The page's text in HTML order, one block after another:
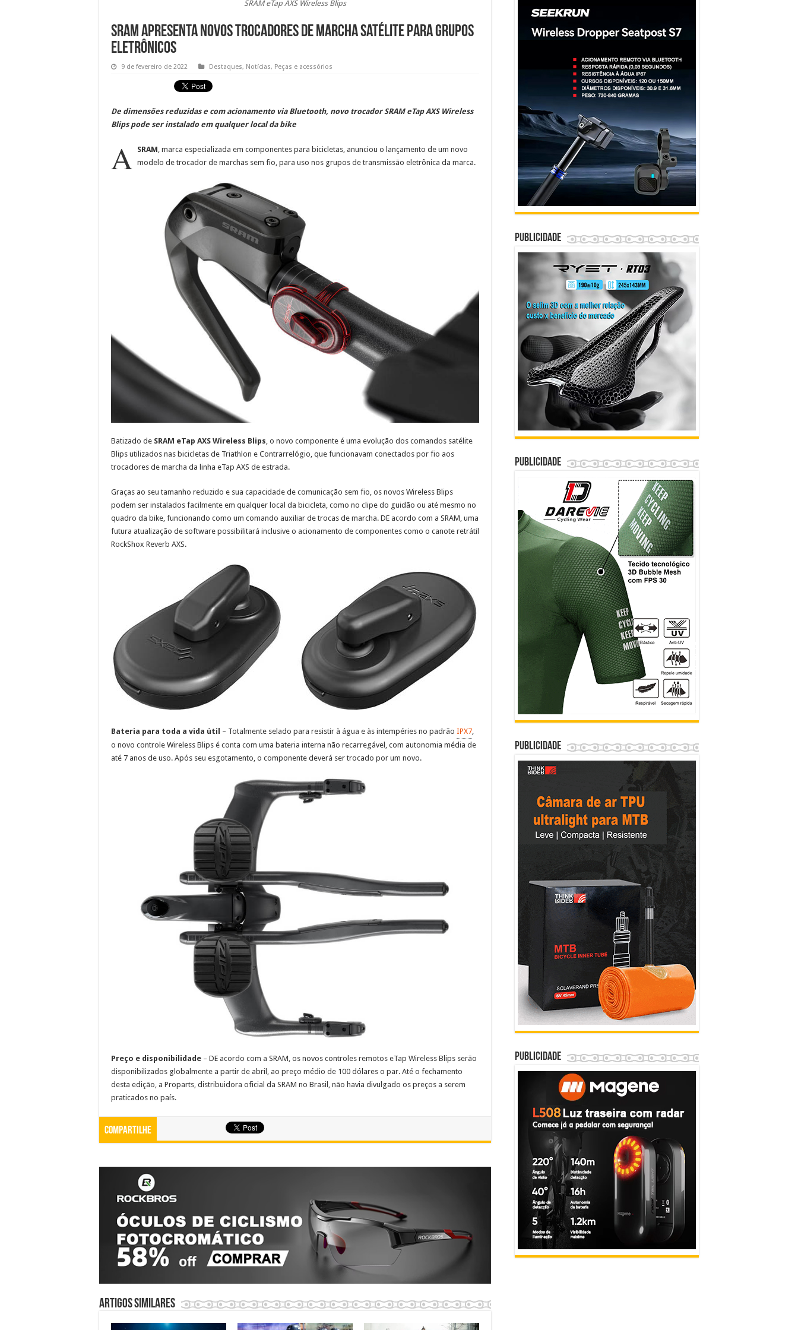
SRAM eTap AXS Wireless Blips
SRAM apresenta novos trocadores de marcha satélite para grupos
eletrônicos
9 de fevereiro de 2022 Destaques, Notícias, Peças e acessórios
De dimensões reduzidas e com acionamento via Bluetooth, novo trocador SRAM eTap AXS Wireless
Blips pode ser instalado em qualquer local da bike
A SRAM , marca especializada em componentes para bicicletas, anunciou o lançamento de um novo
modelo de trocador de marchas sem fio, para uso nos grupos de transmissão eletrônica da marca.
Batizado de SRAM eTap AXS Wireless Blips , o novo componente é uma evolução dos comandos satélite
Blips utilizados nas bicicletas de Triathlon e Contrarrelógio, que funcionavam conectados por fio aos
trocadores de marcha da linha eTap AXS de estrada.
Graças ao seu tamanho reduzido e sua capacidade de comunicação sem fio, os novos Wireless Blips
podem ser instalados facilmente em qualquer local da bicicleta, como no clipe do guidão ou até mesmo no
quadro da bike, funcionando como um comando auxiliar de trocas de marcha. DE acordo com a SRAM, uma
futura atualização de software possibilitará inclusive o acionamento de componentes como o canote retrátil
RockShox Reverb AXS.
Bateria para toda a vida útil – Totalmente selado para resistir à água e às intempéries no padrão IPX7
o novo controle Wireless Blips é conta com uma bateria interna não recarregável, com autonomia média de
até 7 anos de uso. Após seu esgotamento, o componente deverá ser trocado por um novo.
Preço e disponibilidade – DE acordo com a SRAM, os novos controles remotos eTap Wireless Blips serão
disponibilizados globalmente a partir de abril, ao preço médio de 100 dólares o par. Até o fechamento
desta edição, a Proparts, distribuidora oficial da SRAM no Brasil, não havia divulgado os preços a serem
praticados no país.
Compartilhe
Artigos similares
Publicidade
Publicidade
Publicidade
Publicidade